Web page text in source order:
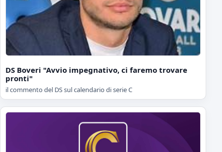
DS Boveri "Avvio impegnativo, ci faremo trovare
pronti"
il commento del DS sul calendario di serie C